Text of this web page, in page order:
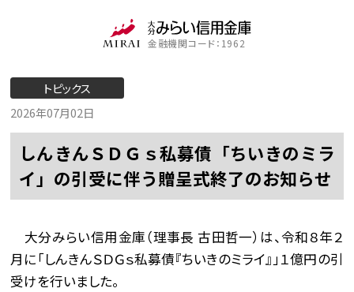
金融機関コード：1962
トピックス
2026年07月02日
しんきんＳＤＧｓ私募債「ちいきのミラ
イ」の引受に伴う贈呈式終了のお知らせ
大分みらい信用金庫（理事長 古田哲一）は、令和８年２
月に「しんきんＳＤＧｓ私募債『ちいきのミライ』」１億円の引
受けを行いました。